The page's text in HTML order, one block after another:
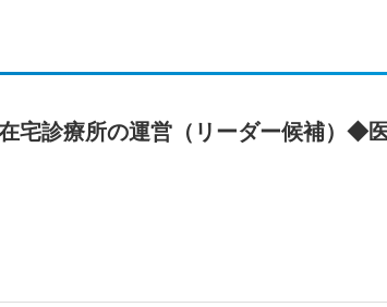
在宅診療所の運営（リーダー候補）◆